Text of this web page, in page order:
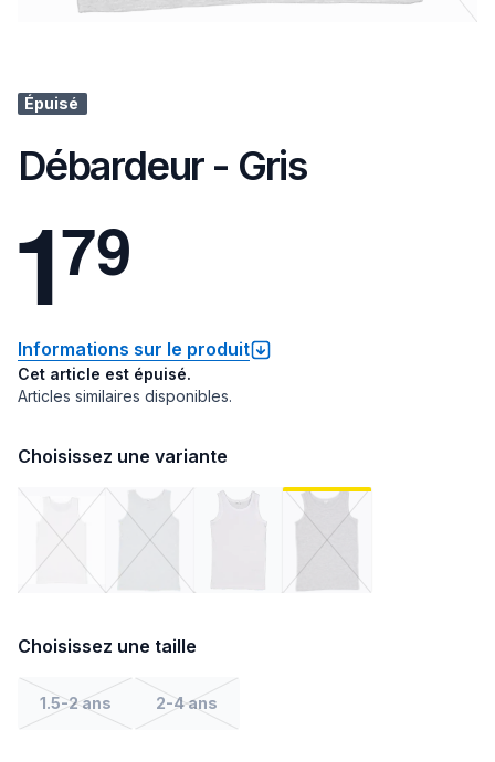
Épuisé
Débardeur - Gris
179
Informations sur le produit
Cet article est épuisé.
Articles similaires disponibles.
Choisissez une variante
Choisissez une taille
1.5-2 ans 2-4 ans